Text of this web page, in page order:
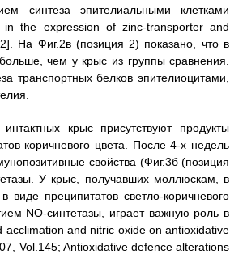
синтеза эпителиальными клетками
in the expression of zinc-transporter and
На Фиг.2в (позиция 2) показано, что в
чем у крыс из группы сравнения.
транспортных белков эпителиоцитами,
крыс присутствуют продукты
коричневого цвета. После 4-х недель
свойства (Фиг.3б (позиция
У крыс, получавших моллюскам, в
преципитатов светло-коричневого
NO-синтетазы, играет важную роль в
acclimation and nitric oxide on antioxidative
Vol.145; Antioxidative defence alterations